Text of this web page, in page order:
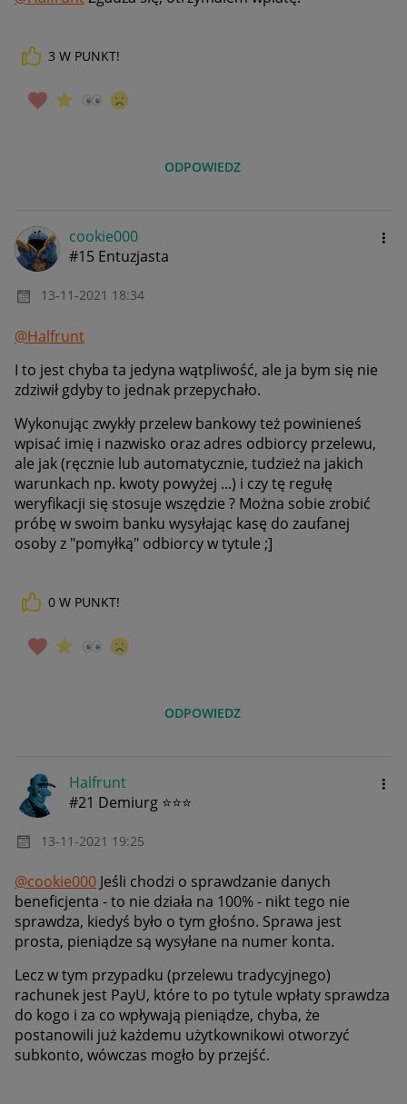
3 W PUNKT!
ODPOWIEDZ
cookie000
#15 Entuzjasta
‎13-11-2021 18:34
@Halfrunt
I to jest chyba ta jedyna wątpliwość, ale ja bym się nie
zdziwił gdyby to jednak przepychało.
Wykonując zwykły przelew bankowy też powinieneś
wpisać imię i nazwisko oraz adres odbiorcy przelewu,
ale jak (ręcznie lub automatycznie, tudzież na jakich
warunkach np. kwoty powyżej ...) i czy tę regułę
weryfikacji się stosuje wszędzie ? Można sobie zrobić
próbę w swoim banku wysyłając kasę do zaufanej
osoby z "pomyłką" odbiorcy w tytule ;]
0 W PUNKT!
ODPOWIEDZ
Halfrunt
#21 Demiurg ⭐⭐⭐
‎13-11-2021 19:25
@cookie000 Jeśli chodzi o sprawdzanie danych
beneficjenta - to nie działa na 100% - nikt tego nie
sprawdza, kiedyś było o tym głośno. Sprawa jest
prosta, pieniądze są wysyłane na numer konta.
Lecz w tym przypadku (przelewu tradycyjnego)
rachunek jest PayU, które to po tytule wpłaty sprawdza
do kogo i za co wpływają pieniądze, chyba, że
postanowili już każdemu użytkownikowi otworzyć
subkonto, wówczas mogło by przejść.